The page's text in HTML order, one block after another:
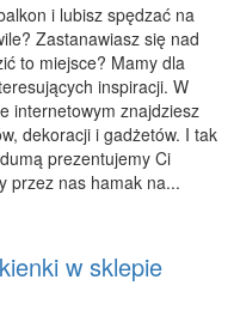
i lubisz spędzać na
Zastanawiasz się nad
to miejsce? Mamy dla
inspiracji. W
internetowym znajdziesz
dekoracji i gadżetów. I tak
prezentujemy Ci
przez nas hamak na...
w sklepie